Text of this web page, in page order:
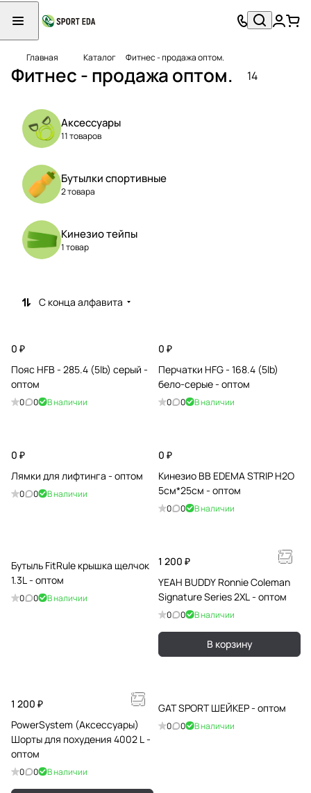
Главная Каталог Фитнес - продажа оптом.
Фитнес - продажа оптом. 14
Аксессуары
11 товаров
Бутылки спортивные
2 товара
Кинезио тейпы
1 товар
С конца алфавита
0 ₽
Пояс HFB - 285.4 (5lb) серый -
оптом
0 0 В наличии
0 ₽
Перчатки HFG - 168.4 (5lb)
бело-серые - оптом
0 0 В наличии
0 ₽
Лямки для лифтинга - оптом
0 0 В наличии
0 ₽
Кинезио BB EDEMA STRIP H2O
5cм*25см - оптом
0 0 В наличии
Бутыль FitRule крышка щелчок
1.3L - оптом
0 0 В наличии
1 200 ₽
YEAH BUDDY Ronnie Coleman
Signature Series 2XL - оптом
0 0 В наличии
В корзину
1 200 ₽
PowerSystem (Аксессуары)
Шорты для похудения 4002 L -
оптом
0 0 В наличии
GAT SPORT ШЕЙКЕР - оптом
0 0 В наличии